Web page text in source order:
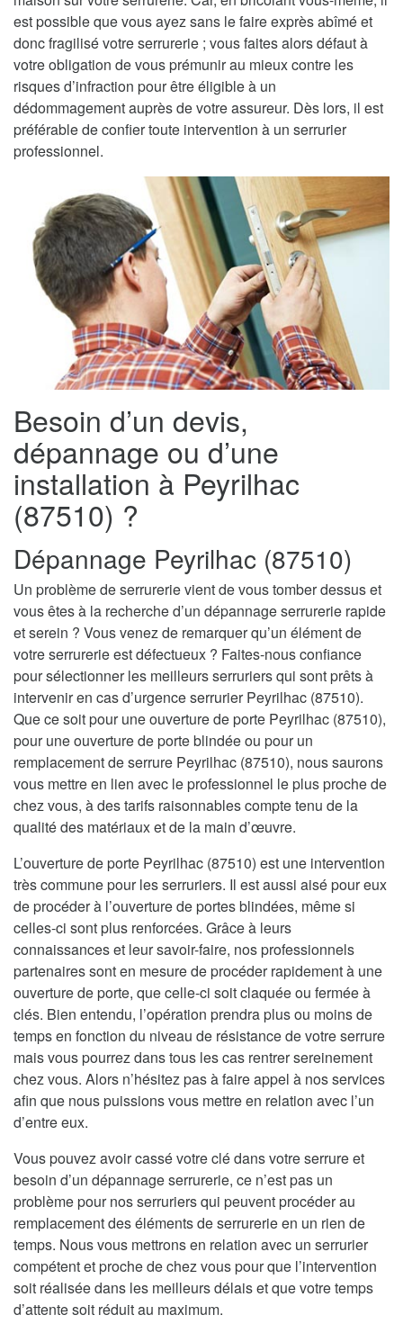
est possible que vous ayez sans le faire exprès abîmé et
donc fragilisé votre serrurerie ; vous faites alors défaut à
votre obligation de vous prémunir au mieux contre les
risques d’infraction pour être éligible à un
dédommagement auprès de votre assureur. Dès lors, il est
préférable de confier toute intervention à un serrurier
professionnel.
Besoin d’un devis,
dépannage ou d’une
installation à Peyrilhac
(87510) ?
Dépannage Peyrilhac (87510)
Un problème de serrurerie vient de vous tomber dessus et
vous êtes à la recherche d’un dépannage serrurerie rapide
et serein ? Vous venez de remarquer qu’un élément de
votre serrurerie est défectueux ? Faites-nous confiance
pour sélectionner les meilleurs serruriers qui sont prêts à
intervenir en cas d’urgence serrurier Peyrilhac (87510).
Que ce soit pour une ouverture de porte Peyrilhac (87510),
pour une ouverture de porte blindée ou pour un
remplacement de serrure Peyrilhac (87510), nous saurons
vous mettre en lien avec le professionnel le plus proche de
chez vous, à des tarifs raisonnables compte tenu de la
qualité des matériaux et de la main d’œuvre.
L’ouverture de porte Peyrilhac (87510) est une intervention
très commune pour les serruriers. Il est aussi aisé pour eux
de procéder à l’ouverture de portes blindées, même si
celles-ci sont plus renforcées. Grâce à leurs
connaissances et leur savoir-faire, nos professionnels
partenaires sont en mesure de procéder rapidement à une
ouverture de porte, que celle-ci soit claquée ou fermée à
clés. Bien entendu, l’opération prendra plus ou moins de
temps en fonction du niveau de résistance de votre serrure
mais vous pourrez dans tous les cas rentrer sereinement
chez vous. Alors n’hésitez pas à faire appel à nos services
afin que nous puissions vous mettre en relation avec l’un
d’entre eux.
Vous pouvez avoir cassé votre clé dans votre serrure et
besoin d’un dépannage serrurerie, ce n’est pas un
problème pour nos serruriers qui peuvent procéder au
remplacement des éléments de serrurerie en un rien de
temps. Nous vous mettrons en relation avec un serrurier
compétent et proche de chez vous pour que l’intervention
soit réalisée dans les meilleurs délais et que votre temps
d’attente soit réduit au maximum.